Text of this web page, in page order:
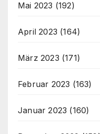
Mai 2023 (192)
April 2023 (164)
März 2023 (171)
Februar 2023 (163)
Januar 2023 (160)